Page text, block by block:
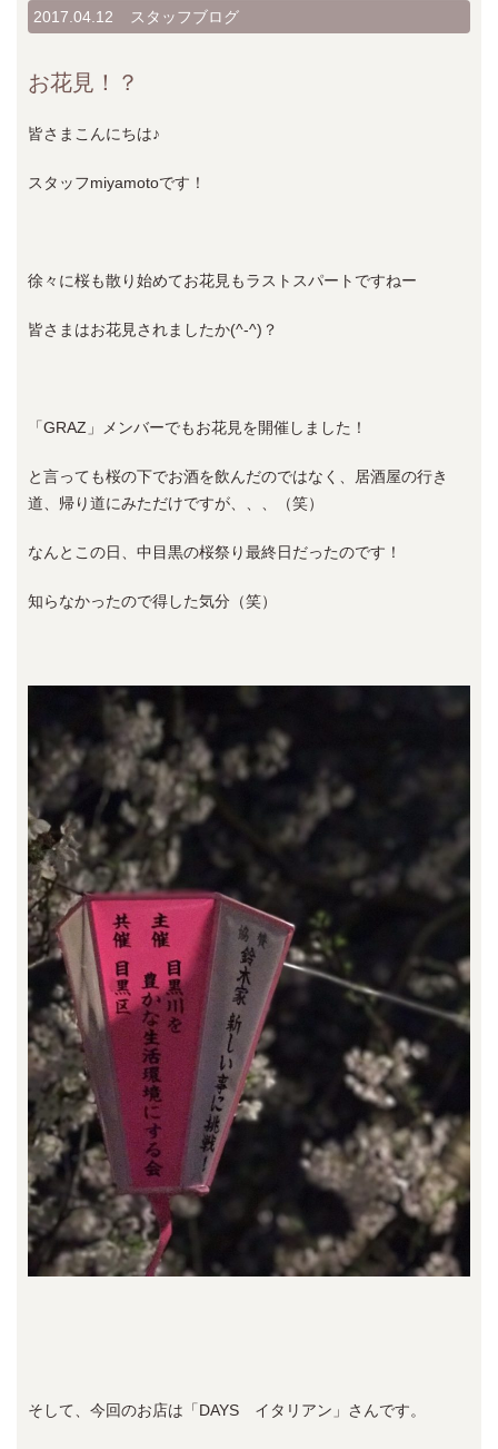
2017.04.12 スタッフブログ
お花見！？
皆さまこんにちは♪
スタッフmiyamotoです！
徐々に桜も散り始めてお花見もラストスパートですねー
皆さまはお花見されましたか(^-^)？
「GRAZ」メンバーでもお花見を開催しました！
と言っても桜の下でお酒を飲んだのではなく、居酒屋の行き
道、帰り道にみただけですが、、、（笑）
なんとこの日、中目黒の桜祭り最終日だったのです！
知らなかったので得した気分（笑）
そして、今回のお店は「DAYS イタリアン」さんです。